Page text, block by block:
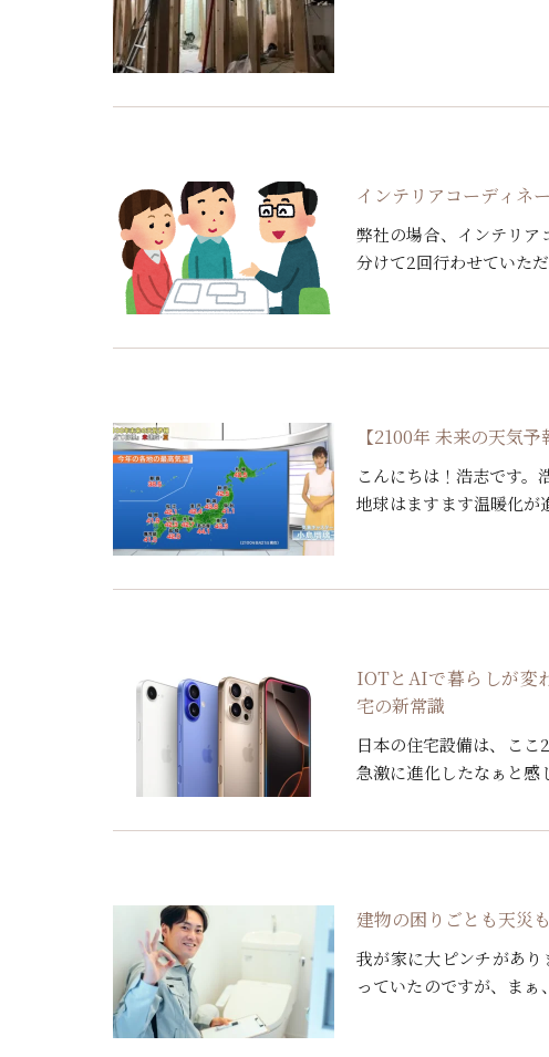
インテリアコーディネ
弊社の場合、インテリア
分けて2回行わせていた
【2100年 未来の天気
こんにちは！浩志です。
地球はますます温暖化が
IOTとAIで暮らしが変
宅の新常識
日本の住宅設備は、ここ
急激に進化したなぁと感
て […]
建物の困りごとも天災
我が家に大ピンチがあ
っていたのですが、まぁ